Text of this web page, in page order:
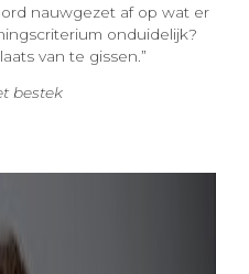
nauwgezet af op wat er
onduidelijk?
van te gissen.”
bestek